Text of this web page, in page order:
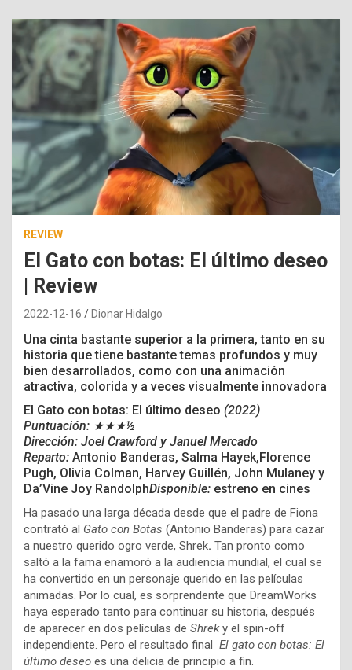
REVIEW
El Gato con botas: El último deseo
| Review
2022-12-16 Dionar Hidalgo
Una cinta bastante superior a la primera, tanto en su
historia que tiene bastante temas profundos y muy
bien desarrollados, como con una animación
atractiva, colorida y a veces visualmente innovadora
El Gato con botas: El último deseo (2022)
Puntuación: ★★★½
Dirección: Joel Crawford y Januel Mercado
Reparto: Antonio Banderas, Salma Hayek,Florence
Pugh, Olivia Colman, Harvey Guillén, John Mulaney y
Da’Vine Joy RandolphDisponible: estreno en cines
Ha pasado una larga década desde que el padre de Fiona
contrató al Gato con Botas (Antonio Banderas) para cazar
a nuestro querido ogro verde, Shrek. Tan pronto como
saltó a la fama enamoró a la audiencia mundial, el cual se
ha convertido en un personaje querido en las películas
animadas. Por lo cual, es sorprendente que DreamWorks
haya esperado tanto para continuar su historia, después
de aparecer en dos películas de Shreky el spin-off
independiente. Pero el resultado final El gato con botas: El
último deseo es una delicia de principio a fin.